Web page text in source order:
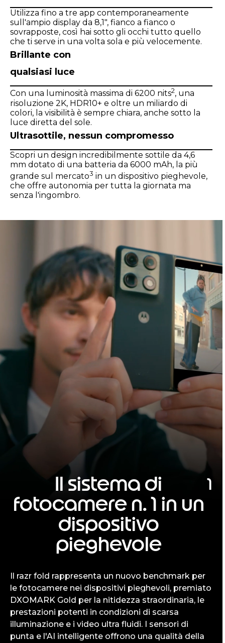
Utilizza fino a tre app contemporaneamente
sull'ampio display da 8,1", fianco a fianco o
sovrapposte, così hai sotto gli occhi tutto quello
che ti serve in una volta sola e più velocemente.
Brillante con
qualsiasi luce
Con una luminosità massima di 6200 nits2, una
risoluzione 2K, HDR10+ e oltre un miliardo di
colori, la visibilità è sempre chiara, anche sotto la
luce diretta del sole.
Ultrasottile, nessun compromesso
Scopri un design incredibilmente sottile da 4,6
mm dotato di una batteria da 6000 mAh, la più
grande sul mercato3 in un dispositivo pieghevole,
che offre autonomia per tutta la giornata ma
senza l'ingombro.
Il sistema di
fotocamere n. 1 in un
dispositivo
pieghevole
1
Il razr fold rappresenta un nuovo benchmark per
le fotocamere nei dispositivi pieghevoli, premiato
DXOMARK Gold per la nitidezza straordinaria, le
prestazioni potenti in condizioni di scarsa
illuminazione e i video ultra fluidi. I sensori di
punta e l'AI intelligente offrono una qualità della